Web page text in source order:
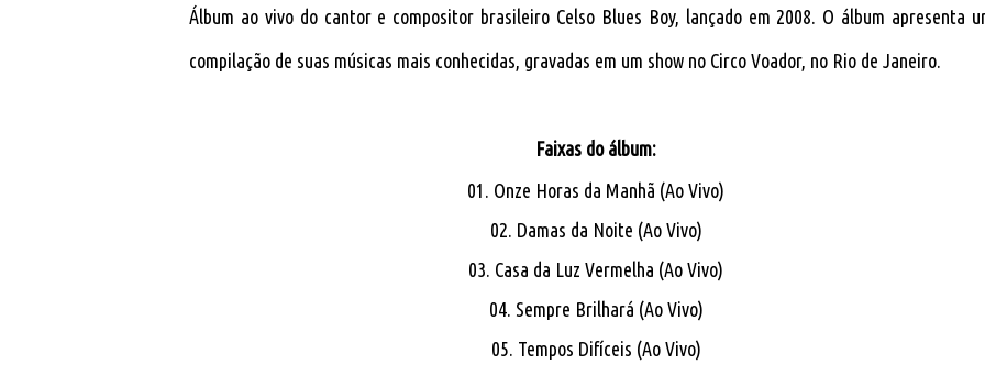
Álbum ao vivo do cantor e compositor brasileiro Celso Blues Boy, lançado em 2008. O álbum apresenta
compilação de suas músicas mais conhecidas, gravadas em um show no Circo Voador, no Rio de Janeiro.
Faixas do álbum:
01. Onze Horas da Manhã (Ao Vivo)
02. Damas da Noite (Ao Vivo)
03. Casa da Luz Vermelha (Ao Vivo)
04. Sempre Brilhará (Ao Vivo)
05. Tempos Difíceis (Ao Vivo)